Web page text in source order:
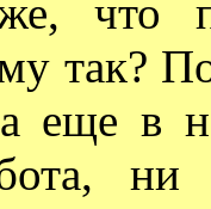
что
так?
еще в
ни